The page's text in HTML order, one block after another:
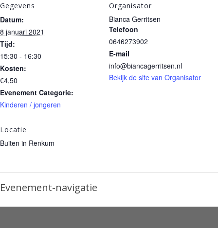
Gegevens
Datum:
8 januari 2021
Tijd:
15:30 - 16:30
Kosten:
€4,50
Evenement Categorie:
Kinderen / jongeren
Locatie
Buiten in Renkum
Organisator
Bianca Gerritsen
Telefoon
0646273902
E-mail
info@biancagerritsen.nl
Bekijk de site van Organisator
Evenement-navigatie